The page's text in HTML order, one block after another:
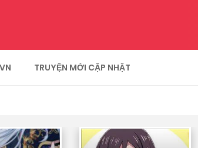
TRUYỆN MỚI CẬP NHẬT